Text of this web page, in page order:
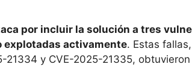
por incluir la solución a tres
explotadas activamente. Estas
21334 y CVE-2025-21335,